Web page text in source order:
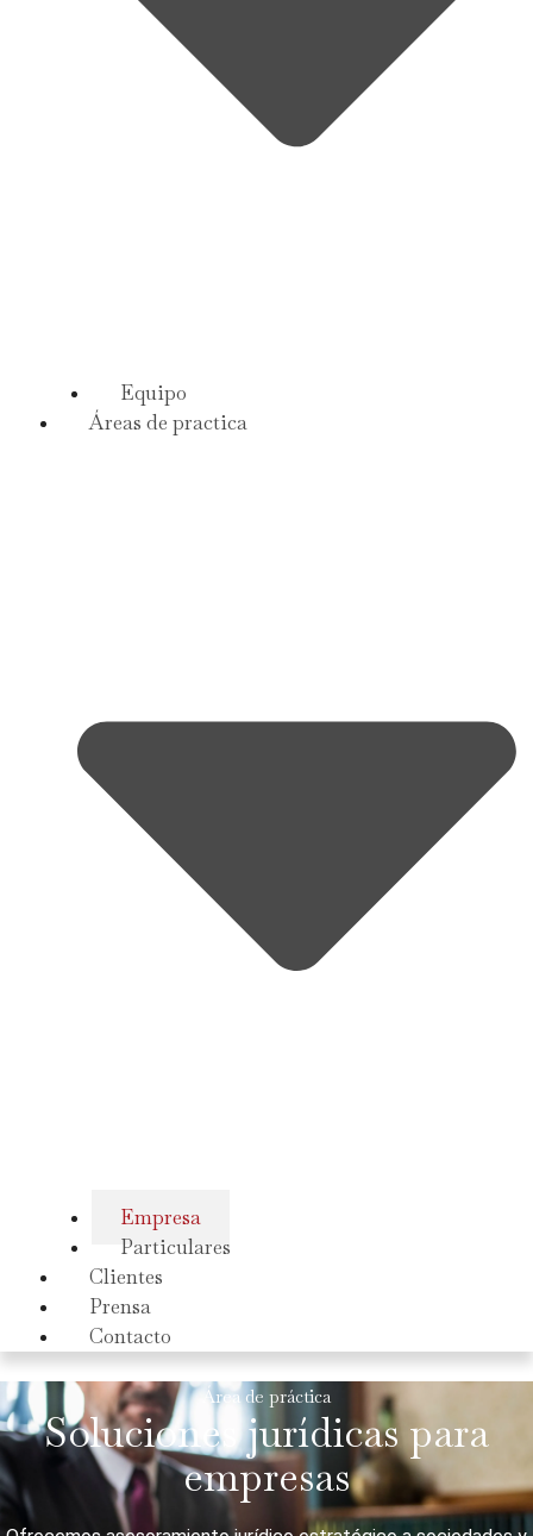
Equipo
Áreas de practica
Empresa
Particulares
Clientes
Prensa
Contacto
Área de práctica
Soluciones jurídicas para
empresas